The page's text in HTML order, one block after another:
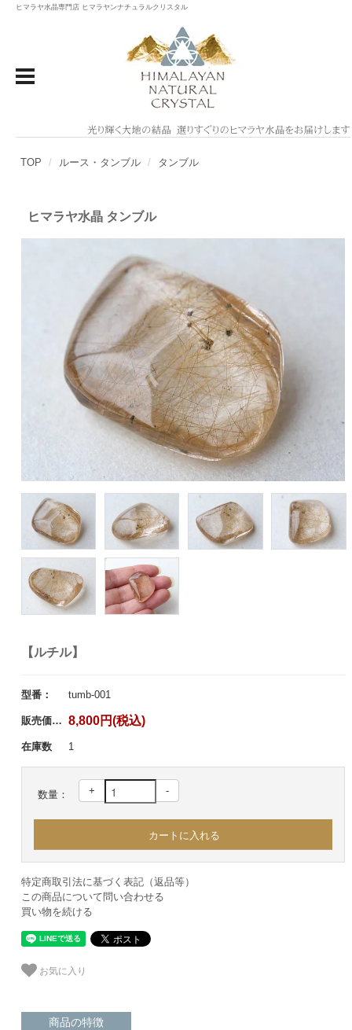
ヒマラヤ水晶専門店 ヒマラヤンナチュラルクリスタル
TOP ルース・タンブル タンブル
ヒマラヤ水晶 タンブル
【ルチル】
型番： tumb-001
販売価格： 8,800円(税込)
在庫数 1
数量： + -
特定商取引法に基づく表記（返品等）
この商品について問い合わせる
買い物を続ける
お気に入り
商品の特徴